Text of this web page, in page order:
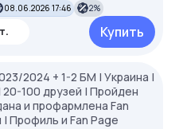
08.06.2026 17:46 2%
Купить
2024 + 1-2 БМ | Украина |
100 друзей | Пройден
и профармлена Fan
Профиль и Fan Page